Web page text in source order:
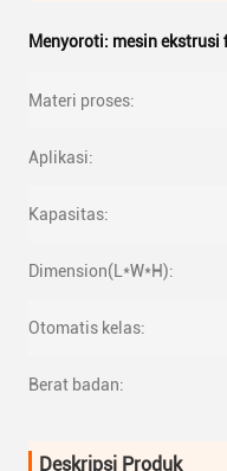
Menyoroti: mesin ekstrusi
Materi proses:
Aplikasi:
Kapasitas:
Dimension(L*W*H):
Otomatis kelas:
Berat badan:
Deskripsi Produk